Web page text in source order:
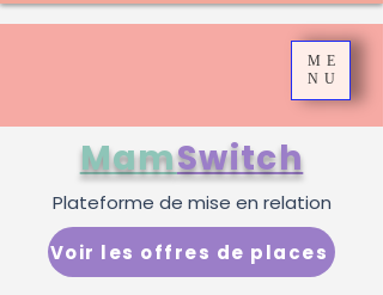
ME
NU
MamSwitch
Voir les offres de places
Plateforme de mise en relation